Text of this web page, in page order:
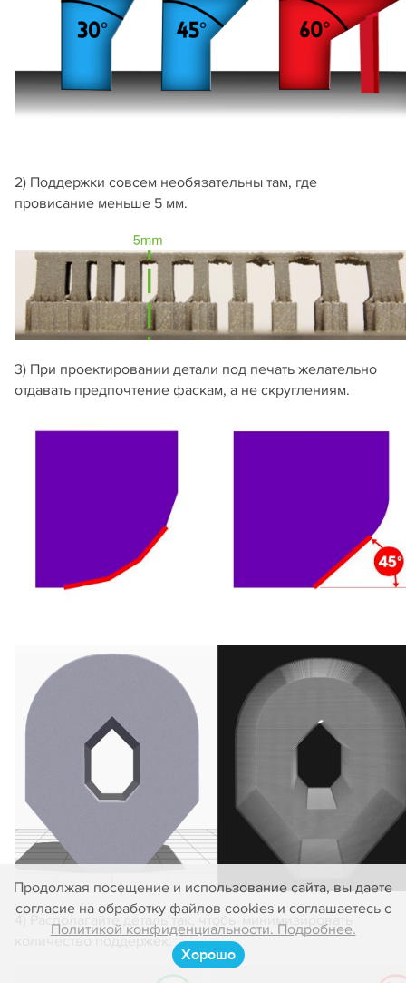
Продолжая посещение и использование сайта, вы даете
согласие на обработку файлов cookies и соглашаетесь с
Политикой конфиденциальности. Подробнее.
Хорошо
2) Поддержки совсем необязательны там, где
провисание меньше 5 мм.
3) При проектировании детали под печать желательно
отдавать предпочтение фаскам, а не скруглениям.
4) Располагайте деталь так, чтобы минимизировать
количество поддержек.